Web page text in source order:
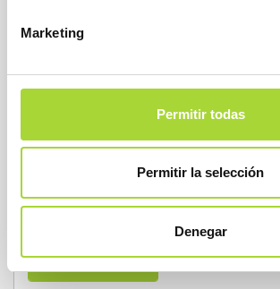
Marketing
Permitir todas
Permitir la selección
Denegar
CRUSIA®
ENOXAPARINA SÓDICA, BIOSIM
PRINCIPIO ACTIVO: